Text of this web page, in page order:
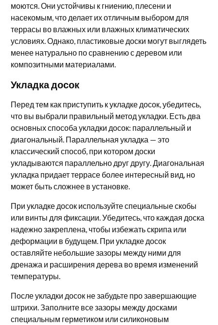
моются. Они устойчивы к гниению, плесени и
насекомым, что делает их отличным выбором для
террасы во влажных или влажных климатических
условиях. Однако, пластиковые доски могут выглядеть
менее натурально по сравнению с деревом или
композитными материалами.
Укладка досок
Перед тем как приступить к укладке досок, убедитесь,
что вы выбрали правильный метод укладки. Есть два
основных способа укладки досок: параллельный и
диагональный. Параллельная укладка — это
классический способ, при котором доски
укладываются параллельно друг другу. Диагональная
укладка придает террасе более интересный вид, но
может быть сложнее в установке.
При укладке досок используйте специальные скобы
или винты для фиксации. Убедитесь, что каждая доска
надежно закреплена, чтобы избежать скрипа или
деформации в будущем. При укладке досок
оставляйте небольшие зазоры между ними для
дренажа и расширения дерева во время изменений
температуры.
После укладки досок не забудьте про завершающие
штрихи. Заполните все зазоры между досками
специальным герметиком или силиконовым